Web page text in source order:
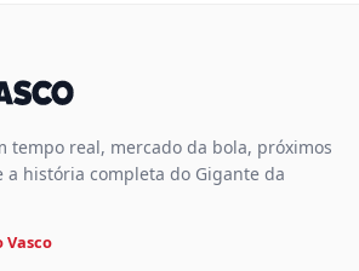
tempo real, mercado da bola, próximos
a história completa do Gigante da
Vasco